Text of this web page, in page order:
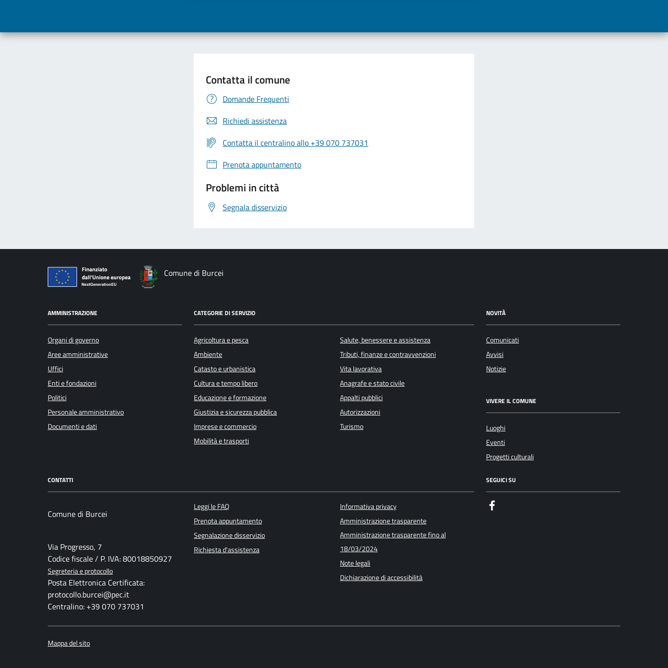
Contatta il comune
Domande Frequenti
Richiedi assistenza
Contatta il centralino allo +39 070 737031
Prenota appuntamento
Problemi in città
Segnala disservizio
Comune di Burcei
AMMINISTRAZIONE
Organi di governo
Aree amministrative
Uffici
Enti e fondazioni
Politici
Personale amministrativo
Documenti e dati
CATEGORIE DI SERVIZIO
Agricoltura e pesca
Ambiente
Catasto e urbanistica
Cultura e tempo libero
Educazione e formazione
Giustizia e sicurezza pubblica
Imprese e commercio
Mobilità e trasporti
Salute, benessere e assistenza
Tributi, finanze e contravvenzioni
Vita lavorativa
Anagrafe e stato civile
Appalti pubblici
Autorizzazioni
Turismo
NOVITÀ
Comunicati
Avvisi
Notizie
VIVERE IL COMUNE
Luoghi
Eventi
Progetti culturali
CONTATTI
Comune di Burcei
Via Progresso, 7
Codice fiscale / P. IVA: 80018850927
Segreteria e protocollo
Posta Elettronica Certificata:
protocollo.burcei@pec.it
Centralino: +39 070 737031
Leggi le FAQ
Prenota appuntamento
Segnalazione disservizio
Richiesta d'assistenza
Informativa privacy
Amministrazione trasparente
Amministrazione trasparente fino al
18/03/2024
Note legali
Dichiarazione di accessibilità
SEGUICI SU
Mappa del sito